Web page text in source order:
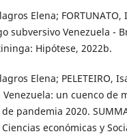
Elena;
subversivo Venezuela -
Hipótese, 2022b.
Elena; PELETEIRO,
un cuenco de
pandemia 2020.
económicas y